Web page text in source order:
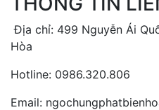
Địa chỉ: 499 Nguyễn Ái
Hòa
Hotline: 0986.320.806
Email: